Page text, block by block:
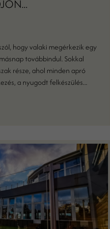
hogy valaki megérkezik egy
továbbindul. Sokkal
része, ahol minden apró
a nyugodt felkészülés...